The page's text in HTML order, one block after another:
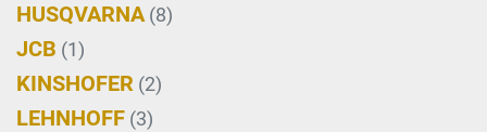
HUSQVARNA(8)
JCB (1)
KINSHOFER (2)
LEHNHOFF (3)